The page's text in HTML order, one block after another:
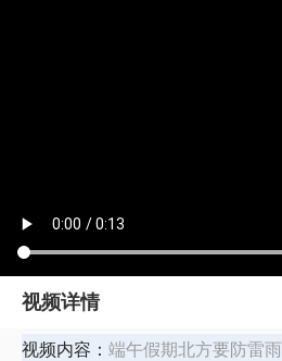
视频详情
视频内容： 端午假期北方要防雷雨